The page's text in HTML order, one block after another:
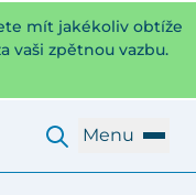
mít jakékoliv obtíže
vaši zpětnou vazbu.
Menu